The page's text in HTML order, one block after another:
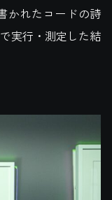
かれたコードの詩
実行・測定した結